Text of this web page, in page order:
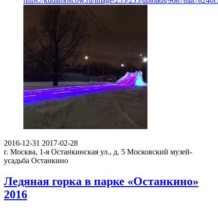
2016-12-31 2017-02-28
г. Москва, 1-я Останкинская ул., д. 5 Московский музей-
усадьба Останкино
Ледяная горка в парке «Останкино»
2016